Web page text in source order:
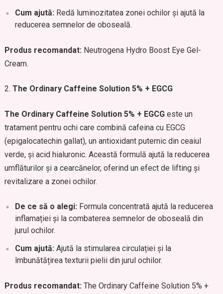
Cum ajută: Redă luminozitatea zonei ochilor și ajută la
reducerea semnelor de oboseală.
Produs recomandat: Neutrogena Hydro Boost Eye Gel-
Cream.
The Ordinary Caffeine Solution 5% + EGCG
The Ordinary Caffeine Solution 5% + EGCGeste un
tratament pentru ochi care combină cafeina cu EGCG
(epigalocatechin gallat), un antioxidant puternic din ceaiul
verde, și acid hialuronic. Această formulă ajută la reducerea
umflăturilor și a cearcănelor, oferind un efect de lifting și
revitalizare a zonei ochilor.
De ce să o alegi: Formula concentrată ajută la reducerea
inflamației și la combaterea semnelor de oboseală din
jurul ochilor.
Cum ajută: Ajută la stimularea circulației și la
îmbunătățirea texturii pielii din jurul ochilor.
Produs recomandat: The Ordinary Caffeine Solution 5% +